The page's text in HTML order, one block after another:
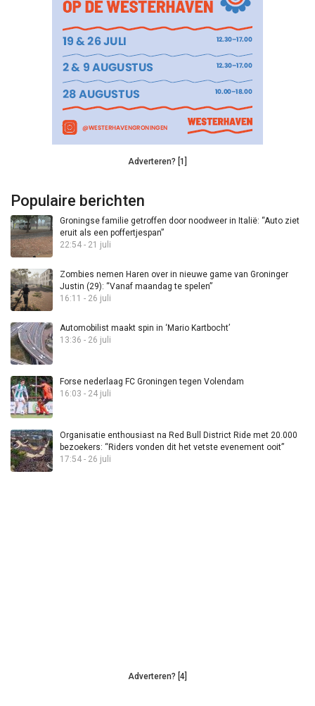
Adverteren? [1]
Populaire berichten
Groningse familie getroffen door noodweer in Italië: “Auto ziet
eruit als een poffertjespan”
22:54 - 21 juli
Zombies nemen Haren over in nieuwe game van Groninger
Justin (29): “Vanaf maandag te spelen”
16:11 - 26 juli
Automobilist maakt spin in ‘Mario Kartbocht’
13:36 - 26 juli
Forse nederlaag FC Groningen tegen Volendam
16:03 - 24 juli
Organisatie enthousiast na Red Bull District Ride met 20.000
bezoekers: “Riders vonden dit het vetste evenement ooit”
17:54 - 26 juli
Adverteren? [4]